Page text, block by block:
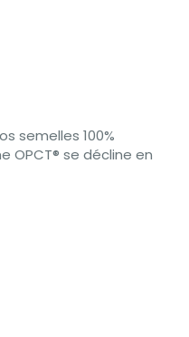
semelles 100%
se décline en